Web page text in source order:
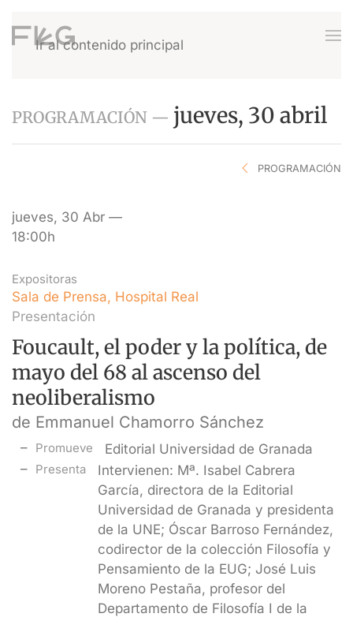
Ir al contenido principal
PROGRAMACIÓN — jueves, 30 abril
PROGRAMACIÓN
jueves, 30 Abr —
18:00h
Expositoras
Sala de Prensa, Hospital Real
Presentación
Foucault, el poder y la política, de
mayo del 68 al ascenso del
neoliberalismo
de Emmanuel Chamorro Sánchez
Promueve Editorial Universidad de Granada
Presenta
Intervienen: Mª. Isabel Cabrera
García, directora de la Editorial
Universidad de Granada y presidenta
de la UNE; Óscar Barroso Fernández,
codirector de la colección Filosofía y
Pensamiento de la EUG; José Luis
Moreno Pestaña, profesor del
Departamento de Filosofía I de la